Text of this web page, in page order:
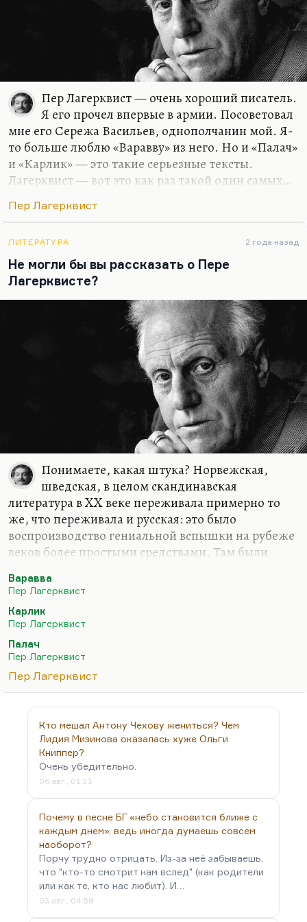
Пер Лагерквист — очень хороший писатель.
Я его прочел впервые в армии. Посоветовал
мне его Сережа Васильев, однополчанин мой. Я-
то больше люблю «Варавву» из него. Но и «Палач»
и «Карлик» — это такие серьезные тексты.
Лагерквист — вот это как раз такой один самых…
Нобелиат. Это такой странный норвежский
скандинавской прозы, но принадлежащей
глубоко именно к скандинавской сказочной
традиции, к традиции Ибсена, Сельмы Лагерлеф
и так далее.
Пер Лагерквист
ЛИТЕРАТУРА 2 года назад
Не могли бы вы рассказать о Пере
Лагерквисте?
Понимаете, какая штука? Норвежская,
шведская, в целом скандинавская
литература в XX веке переживала примерно то
же, что переживала и русская: это было
воспроизводство гениальной вспышки на рубеже
веков более простыми средствами. Там были
прозаики тоже (в меньшем количестве), но такой
вспышки, как Ибсен, Стриндберг, Лагерлеф, ещё
несколько имен можно назвать, начиная с
Андерсена, если уж на то пошло,— такой
вспышки датская, норвежская, шведская
литература не переживала. Либо были
выдающиеся детские тексты (это в первую
замечательные стихи, но по большому счету это
было воспроизводство: труба пониже и дым…
Варавва
Пер Лагерквист
Карлик
Пер Лагерквист
Палач
Пер Лагерквист
Пер Лагерквист
Кто мешал Антону Чехову жениться? Чем
Лидия Мизинова оказалась хуже Ольги
Книппер?
Очень убедительно.
06 авг., 01:23
Почему в песне БГ «небо становится ближе с
каждым днем», ведь иногда думаешь совсем
наоборот?
Порчу трудно отрицать. Из-за неё забываешь,
что "кто-то смотрит нам вслед" (как родители
или как те, кто нас любит). И…
03 авг., 04:58